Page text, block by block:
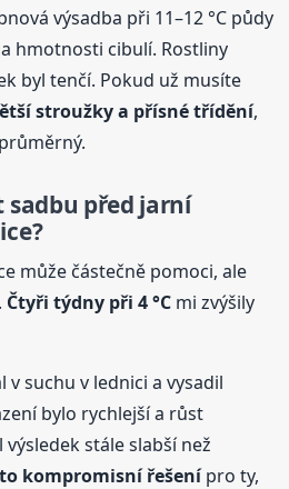
výsadba při 11–12 °C půdy
hmotnosti cibulí. Rostliny
byl tenčí. Pokud už musíte
stroužky a přísné třídění,
sadbu před jarní
může částečně pomoci, ale
Čtyři týdny při 4 °C mi zvýšily
v suchu v lednici a vysadil
bylo rychlejší a růst
stále slabší než
to kompromisní řešenípro ty,